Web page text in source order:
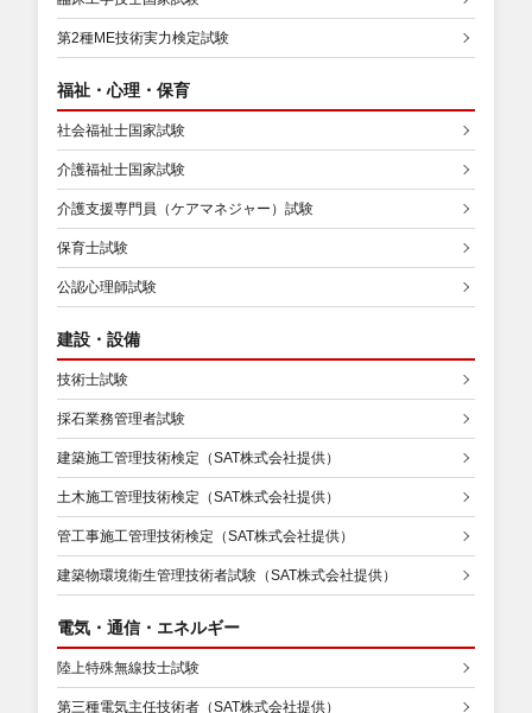
第2種ME技術実力検定試験
福祉・心理・保育
社会福祉士国家試験
介護福祉士国家試験
介護支援専門員（ケアマネジャー）試験
保育士試験
公認心理師試験
建設・設備
技術士試験
採石業務管理者試験
建築施工管理技術検定（SAT株式会社提供）
土木施工管理技術検定（SAT株式会社提供）
管工事施工管理技術検定（SAT株式会社提供）
建築物環境衛生管理技術者試験（SAT株式会社提供）
電気・通信・エネルギー
陸上特殊無線技士試験
第三種電気主任技術者（SAT株式会社提供）